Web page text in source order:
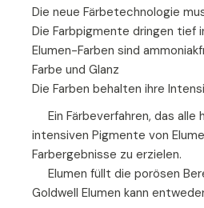
Die neue Färbetechnologie
Die Farbpigmente dringen tief
Elumen-Farben sind
Farbe und Glanz
Die Farben behalten ihre
Ein Färbeverfahren, das alle
intensiven Pigmente von
Farbergebnisse zu erzielen.
Elumen füllt die porösen
Goldwell Elumen kann